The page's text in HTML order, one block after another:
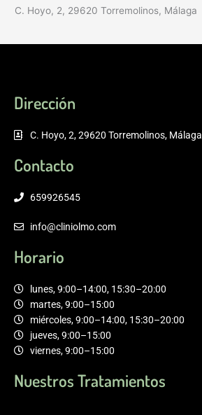
C. Hoyo, 2, 29620 Torremolinos, Málaga
Dirección
C. Hoyo, 2, 29620 Torremolinos, Málaga
Contacto
659926545
info@cliniolmo.com
Horario
lunes, 9:00–14:00, 15:30–20:00
martes, 9:00–15:00
miércoles, 9:00–14:00, 15:30–20:00
jueves, 9:00–15:00
viernes, 9:00–15:00
Nuestros Tratamientos